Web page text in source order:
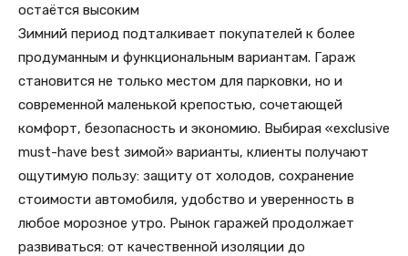
остаётся высоким
Зимний период подталкивает покупателей к более
продуманным и функциональным вариантам. Гараж
становится не только местом для парковки, но и
современной маленькой крепостью, сочетающей
комфорт, безопасность и экономию. Выбирая «exclusive
must-have best зимой» варианты, клиенты получают
ощутимую пользу: защиту от холодов, сохранение
стоимости автомобиля, удобство и уверенность в
любое морозное утро. Рынок гаражей продолжает
развиваться: от качественной изоляции до